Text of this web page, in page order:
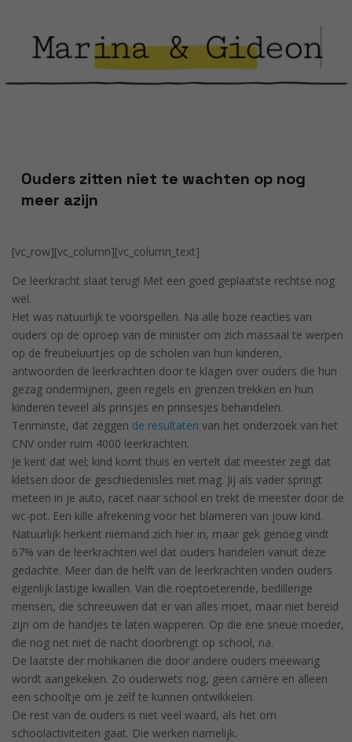
Ouders zitten niet te wachten op nog
meer azijn
[vc_row][vc_column][vc_column_text]
De leerkracht slaat terug! Met een goed geplaatste rechtse nog
wel.
Het was natuurlijk te voorspellen. Na alle boze reacties van
ouders op de oproep van de minister om zich massaal te werpen
op de freubeluurtjes op de scholen van hun kinderen,
antwoorden de leerkrachten door te klagen over ouders die hun
gezag ondermijnen, geen regels en grenzen trekken en hun
kinderen teveel als prinsjes en prinsesjes behandelen.
Tenminste, dat zeggen de resultaten van het onderzoek van het
CNV onder ruim 4000 leerkrachten.
Je kent dat wel; kind komt thuis en vertelt dat meester zegt dat
kletsen door de geschiedenisles niet mag. Jij als vader springt
meteen in je auto, racet naar school en trekt de meester door de
wc-pot. Een kille afrekening voor het blameren van jouw kind.
Natuurlijk herkent niemand zich hier in, maar gek genoeg vindt
67% van de leerkrachten wel dat ouders handelen vanuit deze
gedachte. Meer dan de helft van de leerkrachten vinden ouders
eigenlijk lastige kwallen. Van die roeptoeterende, bedillerige
mensen, die schreeuwen dat er van alles moet, maar niet bereid
zijn om de handjes te laten wapperen. Op die ene sneue moeder,
die nog net niet de nacht doorbrengt op school, na.
De laatste der mohikanen die door andere ouders meewarig
wordt aangekeken. Zo ouderwets nog, geen carrière en alleen
een schooltje om je zelf te kunnen ontwikkelen.
De rest van de ouders is niet veel waard, als het om
schoolactiviteiten gaat. Die werken namelijk.